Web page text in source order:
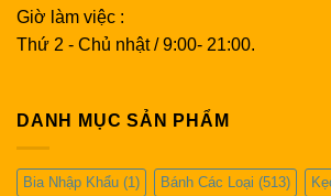
Giờ làm việc :
Thứ 2 - Chủ nhật / 9:00- 21:00.
DANH MỤC SẢN PHẨM
Bia Nhập Khẩu (1) Bánh Các Loại (513)